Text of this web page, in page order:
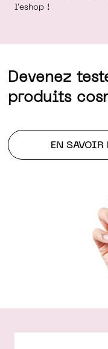
l'eshop !
Devenez
produits
EN SAVOIR